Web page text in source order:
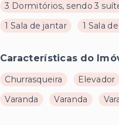
3 Dormitórios, sendo 3
1 Sala de jantar
1 Sala
Características do
Churrasqueira Elevador
Varanda
Varanda